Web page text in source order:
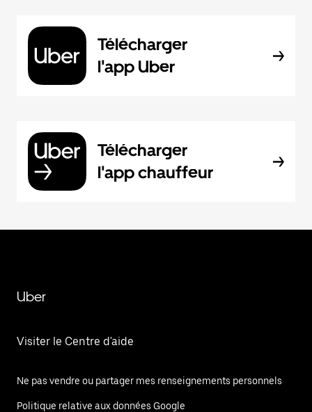
Télécharger
l'app Uber
Télécharger
l'app chauffeur
Uber
Visiter le Centre d'aide
Ne pas vendre ou partager mes renseignements personnels
Politique relative aux données Google